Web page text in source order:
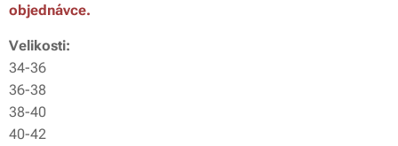
objednávce.
Velikosti:
34-36
36-38
38-40
40-42